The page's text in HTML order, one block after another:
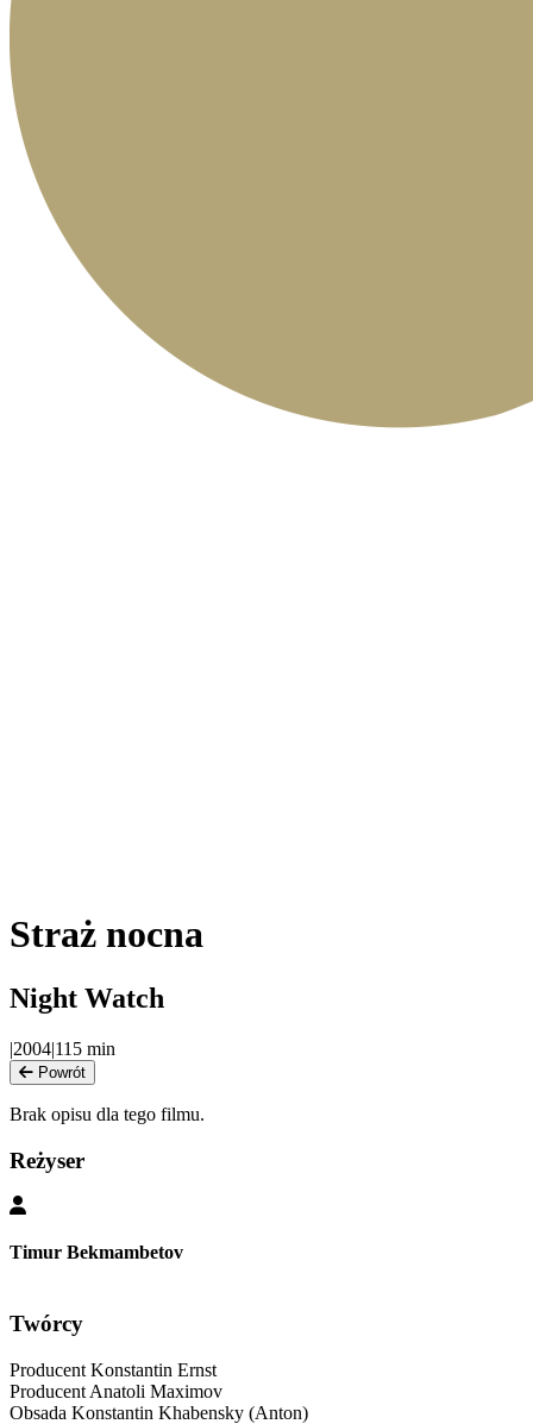
Straż nocna
Night Watch
|2004|115 min
Powrót
Brak opisu dla tego filmu.
Reżyser
Timur Bekmambetov
Twórcy
Producent Konstantin Ernst
Producent Anatoli Maximov
Obsada Konstantin Khabensky (Anton)